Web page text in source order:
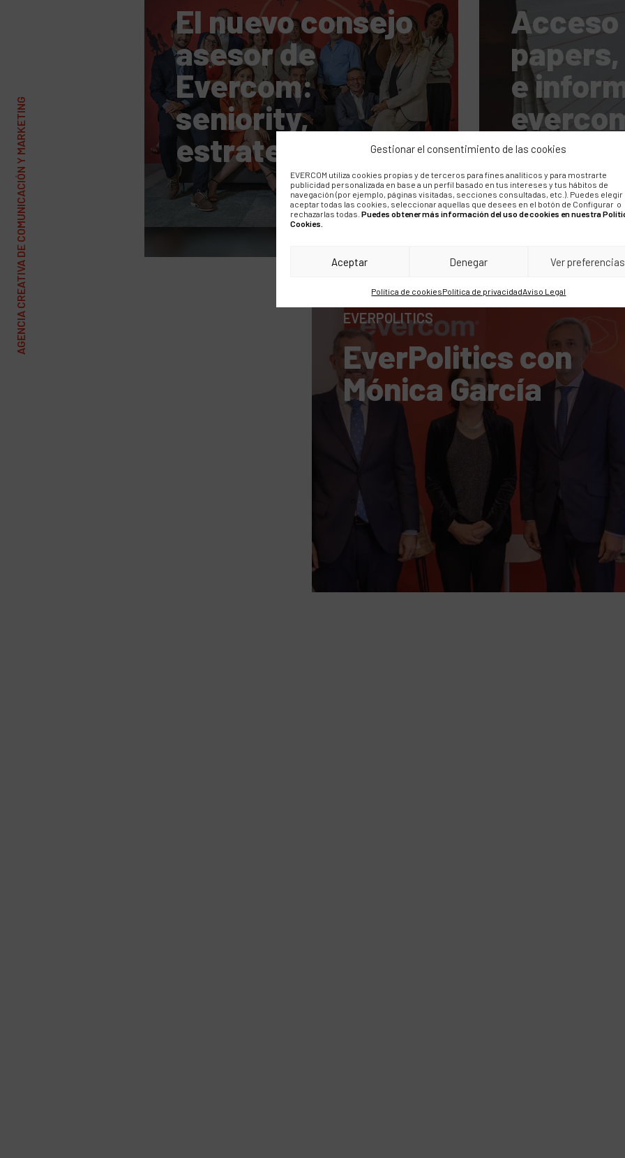
Gestionar el consentimiento de las cookies
EVERCOM utiliza cookies propias y de terceros para fines analíticos y para mostrarte
publicidad personalizada en base a un perfil basado en tus intereses y tus hábitos de
navegación (por ejemplo, páginas visitadas, secciones consultadas, etc.). Puedes
aceptar todas las cookies, seleccionar aquellas que desees en el botón de Configurar o
rechazarlas todas. Puedes obtener más información del uso de cookies en nuestra
Cookies.
Aceptar Denegar Ver preferencias
Política de cookiesPolítica de privacidadAviso Legal
AGENCIA CREATIVA DE COMUNICACIÓN Y MARKETING
El nuevo consejo
asesor de
Evercom:
seniority,
estrategia y valor
añadido
e
EVERPOLITICS
EverPolitics con
Mónica García